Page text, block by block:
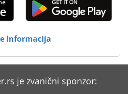
informacija
je zvanični sponzor: